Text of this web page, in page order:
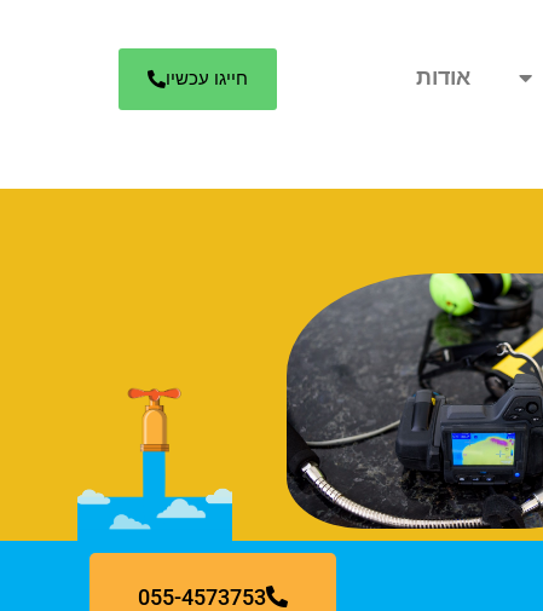
אודות חייגו עכשיו
055-4573753